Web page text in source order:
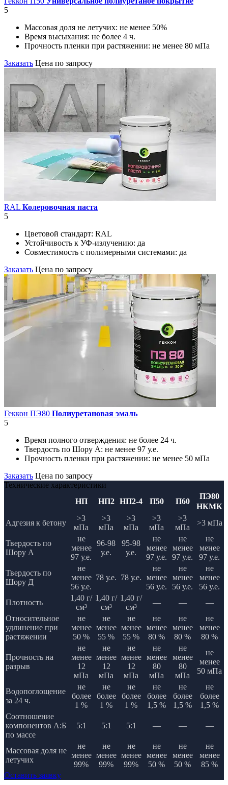
5
Массовая доля не летучих: не менее 50%
Время высыхания: не более 4 ч.
Прочность пленки при растяжении: не менее 80 мПа
Заказать Цена по запросу
RAL Колеровочная паста
5
Цветовой стандарт: RAL
Устойчивость к УФ-излучению: да
Совместимость с полимерными системами: да
Заказать Цена по запросу
Геккон ПЭ80 Полиуретановая эмаль
5
Время полного отверждения: не более 24 ч.
Твердость по Шору А: не менее 97 у.е.
Прочность пленки при растяжении: не менее 50 мПа
Заказать Цена по запросу
Технические характеристики
НП
НП2 НП2-4 П50 П60
ПЭ80
НКМК
Адгезия к бетону
>3
мПа
>3
мПа
>3
мПа
>3
мПа
>3
мПа
>3 мПа
Твердость по
Шору А
не
менее
97 у.е.
96-98
у.е.
95-98
у.е.
не
менее
97 у.е.
не
менее
97 у.е.
не
менее
97 у.е.
Твердость по
Шору Д
не
менее
56 у.е.
78 у.е. 78 у.е.
не
менее
56 у.е.
не
менее
56 у.е.
не
менее
56 у.е.
Плотность
1,40 г/
см³
1,40 г/
см³
1,40 г/
см³
— —
—
Относительное
удлинение при
растяжении
не
менее
50 %
не
менее
55 %
не
менее
55 %
не
менее
80 %
не
менее
80 %
не
менее
80 %
Прочность на
разрыв
не
менее
12
мПа
не
менее
12
мПа
не
менее
12
мПа
не
менее
80
мПа
не
менее
80
мПа
не
менее
50 мПа
Водопоглощение
за 24 ч.
не
более
1 %
не
более
1 %
не
более
1 %
не
более
1,5 %
не
более
1,5 %
не
более
1,5 %
Соотношение
компонентов А:Б
по массе
5:1 5:1 5:1 — — —
Массовая доля не
летучих
не
менее
99%
не
менее
99%
не
менее
99%
не
менее
50 %
не
менее
50 %
не
менее
85 %
Оставить заявку